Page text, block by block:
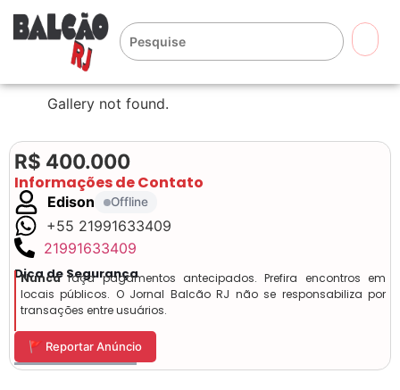
Gallery not found.
R$ 400.000
Informações de Contato
Edison Offline
+55 21991633409
21991633409
Dica de Segurança
Nuncafaça pagamentos antecipados. Prefira encontros em
locais públicos. O Jornal Balcão RJ não se responsabiliza por
transações entre usuários.
🚩 Reportar Anúncio